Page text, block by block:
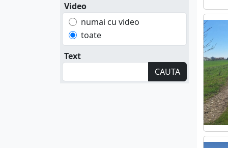
Video
numai cu video
toate
Text
CAUTA